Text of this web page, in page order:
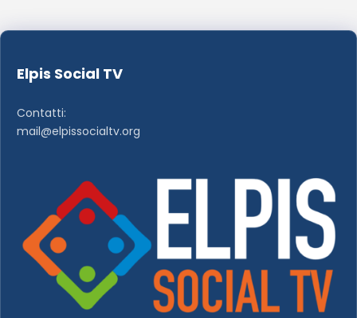
Elpis Social TV
Contatti:
mail@elpissocialtv.org